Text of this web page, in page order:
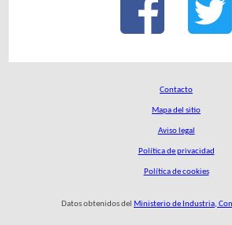
Contacto
Mapa del sitio
Aviso legal
Política de privacidad
Política de cookies
Datos obtenidos del Ministerio de Industria,